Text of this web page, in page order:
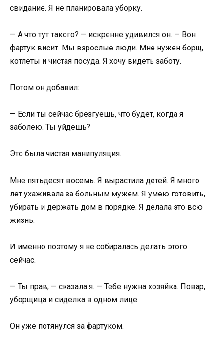
свидание. Я не планировала уборку.
— А что тут такого? — искренне удивился он. — Вон
фартук висит. Мы взрослые люди. Мне нужен борщ,
котлеты и чистая посуда. Я хочу видеть заботу.
Потом он добавил:
— Если ты сейчас брезгуешь, что будет, когда я
заболею. Ты уйдешь?
Это была чистая манипуляция.
Мне пятьдесят восемь. Я вырастила детей. Я много
лет ухаживала за больным мужем. Я умею готовить,
убирать и держать дом в порядке. Я делала это всю
жизнь.
И именно поэтому я не собиралась делать этого
сейчас.
— Ты прав, — сказала я. — Тебе нужна хозяйка. Повар,
уборщица и сиделка в одном лице.
Он уже потянулся за фартуком.